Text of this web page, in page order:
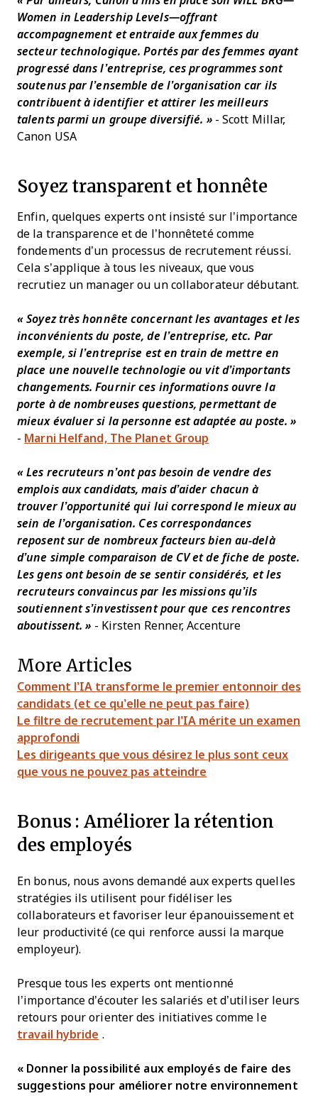
Women in Leadership Levels—offrant
accompagnement et entraide aux femmes du
secteur technologique. Portés par des femmes ayant
progressé dans l’entreprise, ces programmes sont
soutenus par l’ensemble de l’organisation car ils
contribuent à identifier et attirer les meilleurs
talents parmi un groupe diversifié. »- Scott Millar,
Canon USA
Soyez transparent et honnête
Enfin, quelques experts ont insisté sur l’importance
de la transparence et de l’honnêteté comme
fondements d’un processus de recrutement réussi.
Cela s’applique à tous les niveaux, que vous
recrutiez un manager ou un collaborateur débutant.
« Soyez très honnête concernant les avantages et les
inconvénients du poste, de l’entreprise, etc. Par
exemple, si l’entreprise est en train de mettre en
place une nouvelle technologie ou vit d’importants
changements. Fournir ces informations ouvre la
porte à de nombreuses questions, permettant de
mieux évaluer si la personne est adaptée au poste. »
- Marni Helfand, The Planet Group
« Les recruteurs n’ont pas besoin de vendre des
emplois aux candidats, mais d’aider chacun à
trouver l’opportunité qui lui correspond le mieux au
sein de l’organisation. Ces correspondances
reposent sur de nombreux facteurs bien au-delà
d’une simple comparaison de CV et de fiche de poste.
Les gens ont besoin de se sentir considérés, et les
recruteurs convaincus par les missions qu’ils
soutiennent s’investissent pour que ces rencontres
aboutissent. » - Kirsten Renner, Accenture
More Articles
Comment l’IA transforme le premier entonnoir des
candidats (et ce qu’elle ne peut pas faire)
Le filtre de recrutement par l’IA mérite un examen
approfondi
Les dirigeants que vous désirez le plus sont ceux
que vous ne pouvez pas atteindre
Bonus : Améliorer la rétention
des employés
En bonus, nous avons demandé aux experts quelles
stratégies ils utilisent pour fidéliser les
collaborateurs et favoriser leur épanouissement et
leur productivité (ce qui renforce aussi la marque
employeur).
Presque tous les experts ont mentionné
l’importance d’écouter les salariés et d’utiliser leurs
retours pour orienter des initiatives comme le
travail hybride .
« Donner la possibilité aux employés de faire des
suggestions pour améliorer notre environnement